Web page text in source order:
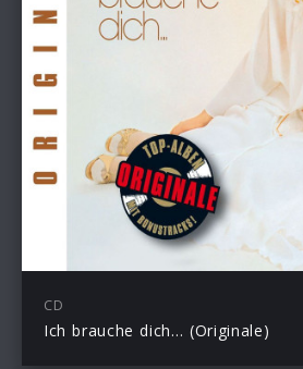
CD
Ich brauche dich… (Originale)